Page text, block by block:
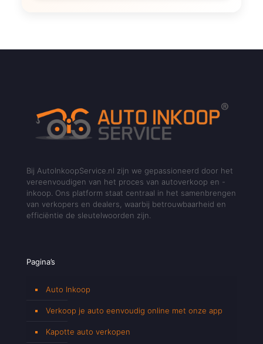
Bij AutoInkoopService.nl zijn we gepassioneerd door het
vereenvoudigen van het proces van autoverkoop en -
inkoop. Ons platform staat centraal in het samenbrengen
van verkopers en dealers, waarbij betrouwbaarheid en
efficiëntie de sleutelwoorden zijn.
Pagina’s
Auto Inkoop
Verkoop je auto eenvoudig online met onze app
Kapotte auto verkopen